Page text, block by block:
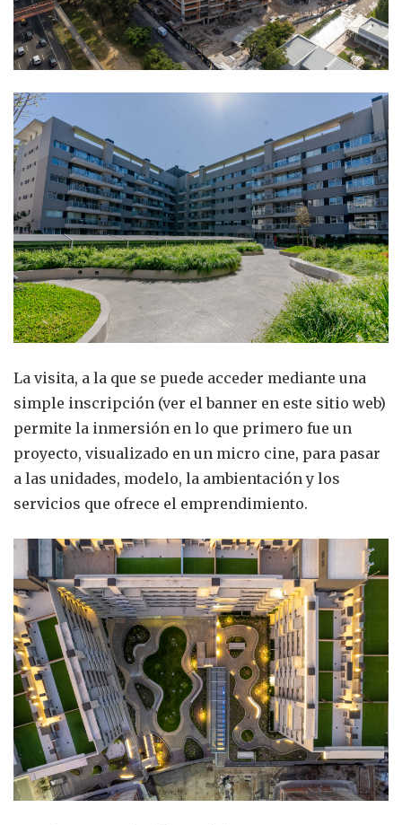
La visita, a la que se puede acceder mediante una
simple inscripción (ver el banner en este sitio web)
permite la inmersión en lo que primero fue un
proyecto, visualizado en un micro cine, para pasar
a las unidades, modelo, la ambientación y los
servicios que ofrece el emprendimiento.